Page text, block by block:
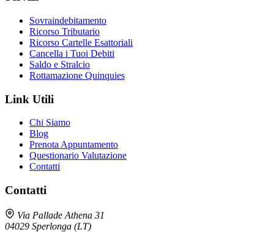
Sovraindebitamento
Ricorso Tributario
Ricorso Cartelle Esattoriali
Cancella i Tuoi Debiti
Saldo e Stralcio
Rottamazione Quinquies
Link Utili
Chi Siamo
Blog
Prenota Appuntamento
Questionario Valutazione
Contatti
Contatti
Via Pallade Athena 31
04029 Sperlonga (LT)